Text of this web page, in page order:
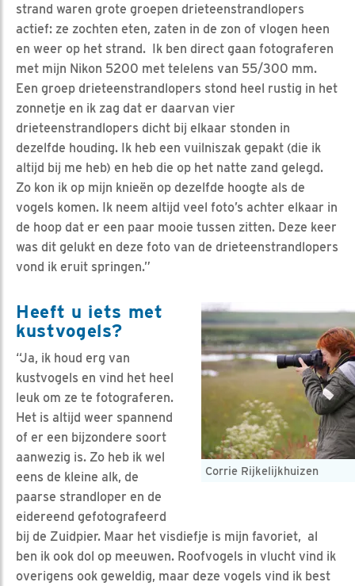
strand waren grote groepen drieteenstrandlopers
actief: ze zochten eten, zaten in de zon of vlogen heen
en weer op het strand. Ik ben direct gaan fotograferen
met mijn Nikon 5200 met telelens van 55/300 mm.
Een groep drieteenstrandlopers stond heel rustig in het
zonnetje en ik zag dat er daarvan vier
drieteenstrandlopers dicht bij elkaar stonden in
dezelfde houding. Ik heb een vuilniszak gepakt (die ik
altijd bij me heb) en heb die op het natte zand gelegd.
Zo kon ik op mijn knieën op dezelfde hoogte als de
vogels komen. Ik neem altijd veel foto’s achter elkaar in
de hoop dat er een paar mooie tussen zitten. Deze keer
was dit gelukt en deze foto van de drieteenstrandlopers
vond ik eruit springen.”
Corrie Rijkelijkhuizen
Heeft u iets met
kustvogels?
“Ja, ik houd erg van
kustvogels en vind het heel
leuk om ze te fotograferen.
Het is altijd weer spannend
of er een bijzondere soort
aanwezig is. Zo heb ik wel
eens de kleine alk, de
paarse strandloper en de
eidereend gefotografeerd
bij de Zuidpier. Maar het visdiefje is mijn favoriet, al
ben ik ook dol op meeuwen. Roofvogels in vlucht vind ik
overigens ook geweldig, maar deze vogels vind ik best